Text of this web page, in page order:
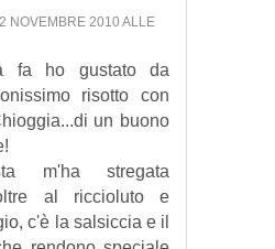
NOVEMBRE 2010 ALLE
fa ho gustato da
risotto con
un buono
m'ha stregata
al riccioluto e
c'è la salsiccia e il